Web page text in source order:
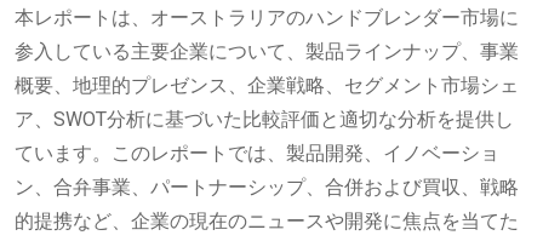
本レポートは、オーストラリアのハンドブレンダー市場に
参入している主要企業について、製品ラインナップ、事業
概要、地理的プレゼンス、企業戦略、セグメント市場シェ
ア、SWOT分析に基づいた比較評価と適切な分析を提供し
ています。このレポートでは、製品開発、イノベーショ
ン、合弁事業、パートナーシップ、合併および買収、戦略
的提携など、企業の現在のニュースや開発に焦点を当てた